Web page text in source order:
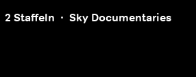
2 Staffeln Sky Documentaries